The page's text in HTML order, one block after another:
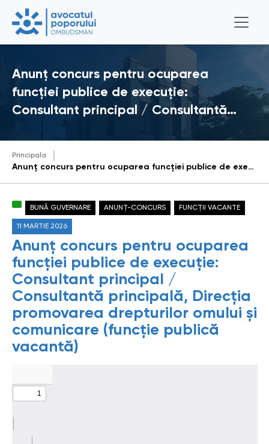
Anunț concurs pentru ocuparea
funcției publice de execuție:
Consultant principal / Consultantă…
Principala
Anunț concurs pentru ocuparea funcției publice de execuție: Consultant principal / Consultantă principală, Direcția promovarea drepturilor omului și comunicare (funcție publică vacantă)
BUNĂ GUVERNARE ANUNȚ-CONCURS FUNCȚII VACANTE
11 MARTIE 2026
Anunț concurs pentru ocuparea
funcției publice de execuție:
Consultant principal /
Consultantă principală, Direcția
promovarea drepturilor omului și
comunicare (funcție publică
vacantă)